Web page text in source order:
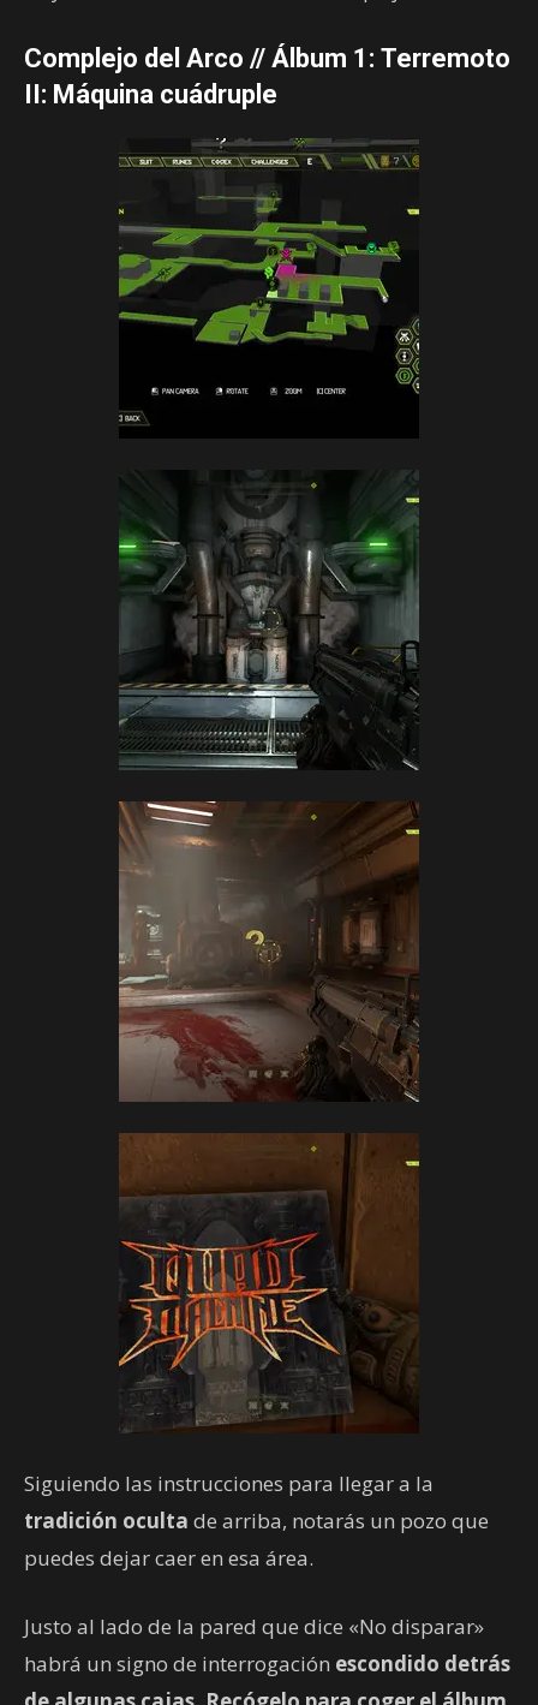
Complejo del Arco // Álbum 1: Terremoto
II: Máquina cuádruple
Siguiendo las instrucciones para llegar a la
tradición oculta de arriba, notarás un pozo que
puedes dejar caer en esa área.
Justo al lado de la pared que dice «No disparar»
habrá un signo de interrogación escondido detrás